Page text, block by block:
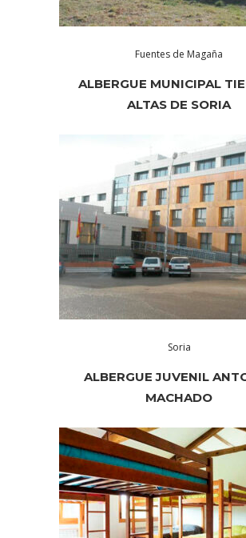
Fuentes de Magaña
ALBERGUE MUNICIPAL
ALTAS DE SORIA
Soria
ALBERGUE JUVENIL
MACHADO